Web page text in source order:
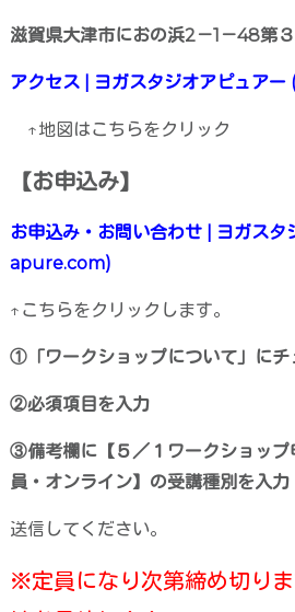
滋賀県大津市におの浜2－1－48第
アクセス | ヨガスタジオアピュア
↑地図はこちらをクリック
【お申込み】
お申込み・お問い合わせ | ヨガス
apure.com)
↑こちらをクリックします。
①「ワークショップについて」にチ
②必須項目を入力
③備考欄に【５／１ワークショップ
員・オンライン】の受講種別を入力
送信してください。
※定員になり次第締め切り